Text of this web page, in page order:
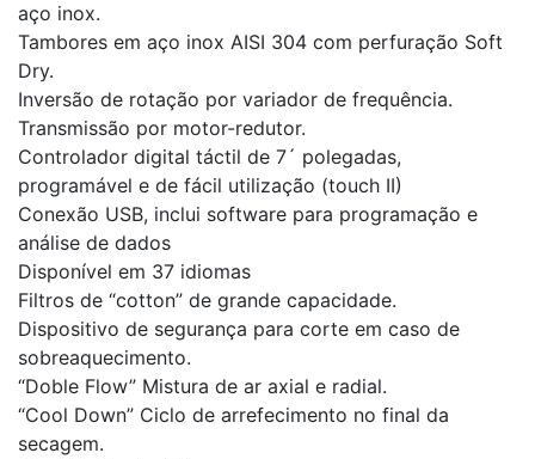
aço inox.
Tambores em aço inox AISI 304 com perfuração Soft
Dry.
Inversão de rotação por variador de frequência.
Transmissão por motor-redutor.
Controlador digital táctil de 7´ polegadas,
programável e de fácil utilização (touch II)
Conexão USB, inclui software para programação e
análise de dados
Disponível em 37 idiomas
Filtros de “cotton” de grande capacidade.
Dispositivo de segurança para corte em caso de
sobreaquecimento.
“Doble Flow” Mistura de ar axial e radial.
“Cool Down” Ciclo de arrefecimento no final da
secagem.